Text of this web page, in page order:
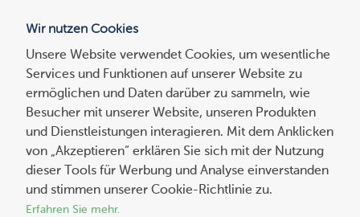
Suchen
nach:
cPanel
Wir nutzen Cookies
Unsere Website verwendet Cookies, um wesentliche
Services und Funktionen auf unserer Website zu
ermöglichen und Daten darüber zu sammeln, wie
Besucher mit unserer Website, unseren Produkten
und Dienstleistungen interagieren. Mit dem Anklicken
von „Akzeptieren“ erklären Sie sich mit der Nutzung
dieser Tools für Werbung und Analyse einverstanden
und stimmen unserer Cookie-Richtlinie zu.
Erfahren Sie mehr.